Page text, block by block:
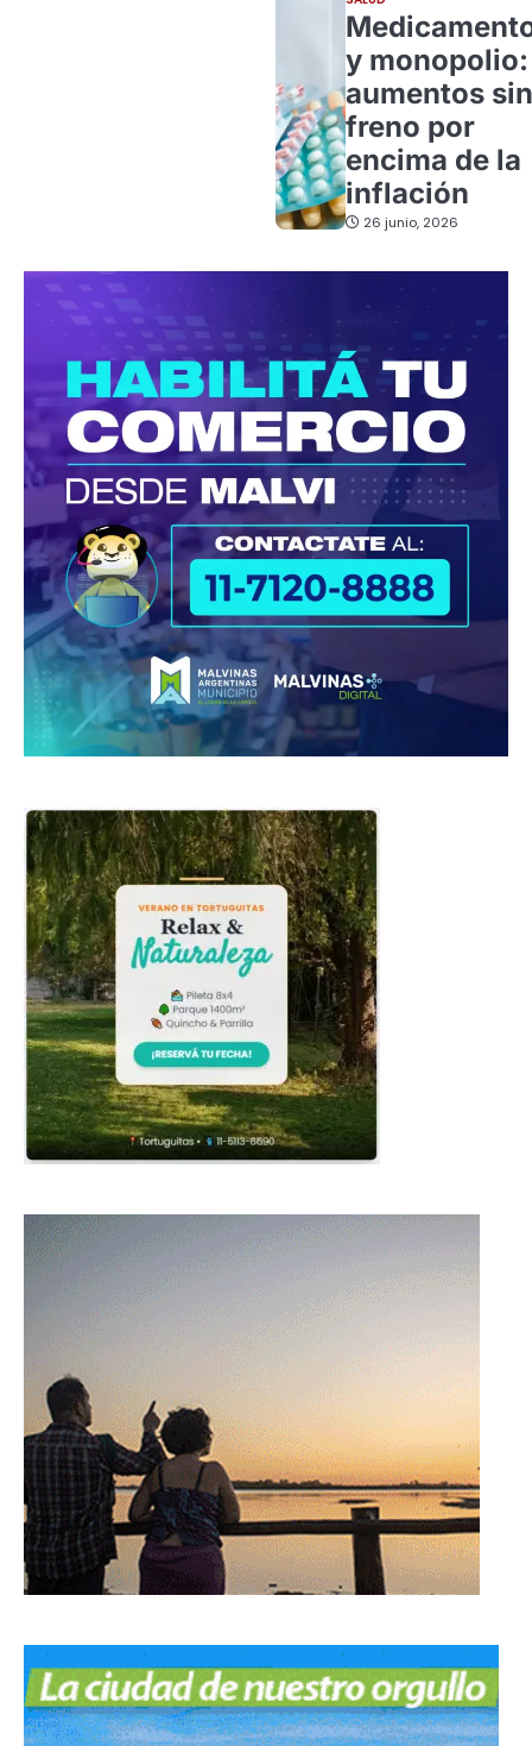
y monopolio:
aumentos sin
freno por
encima de la
inflación
26 junio, 2026